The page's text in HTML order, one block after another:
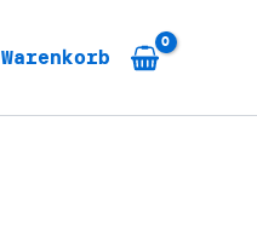
Warenkorb